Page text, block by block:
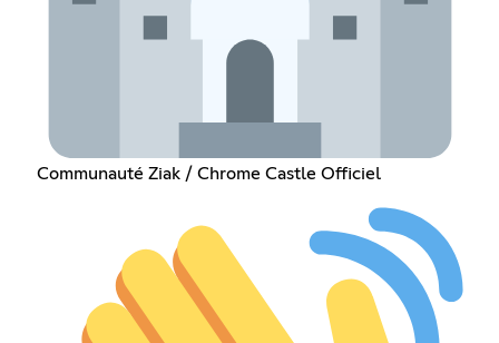
Communauté Ziak / Chrome Castle Officiel